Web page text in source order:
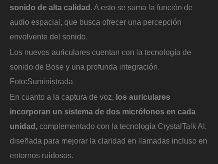
sonido de alta calidad . A esto se suma la función de
audio espacial, que busca ofrecer una percepción
envolvente del sonido.
Los nuevos auriculares cuentan con la tecnología de
sonido de Bose y una profunda integración.
Foto:Suministrada
En cuanto a la captura de voz, los auriculares
incorporan un sistema de dos micrófonos en cada
unidad, complementado con la tecnología CrystalTalk AI,
diseñada para mejorar la claridad en llamadas incluso en
entornos ruidosos.